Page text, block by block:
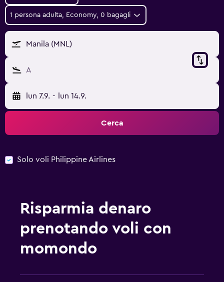
1 persona adulta, Economy, 0 bagagli
Manila (MNL)
A
lun 7.9. - lun 14.9.
Cerca
Solo voli Philippine Airlines
Risparmia denaro
prenotando voli con
momondo